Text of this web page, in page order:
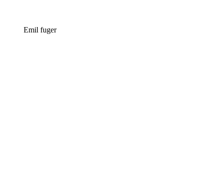
Emil fuger